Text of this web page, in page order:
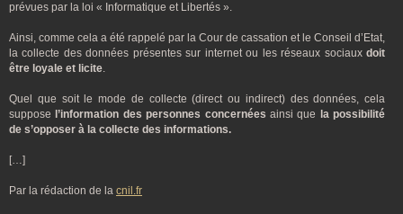
prévues par la loi « Informatique et Libertés ».
Ainsi, comme cela a été rappelé par la Cour de cassation et le Conseil d’Etat,
la collecte des données présentes sur internet ou les réseaux sociauxdoit
être loyale et licite.
Quel que soit le mode de collecte (direct ou indirect) des données, cela
suppose l’information des personnes concernées ainsi que la possibilité
de s’opposer à la collecte des informations.
[…]
Par la rédaction de la cnil.fr